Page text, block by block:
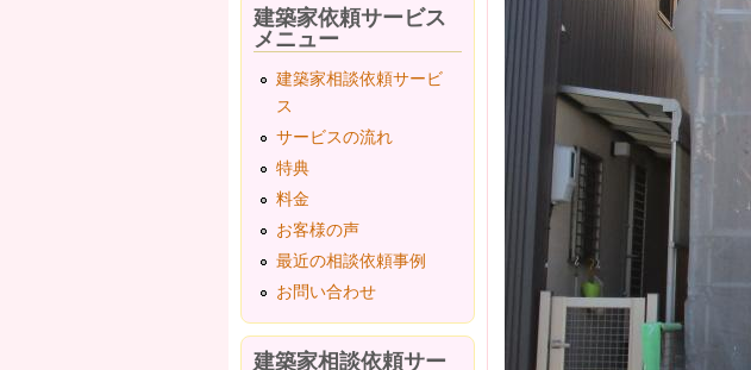
建築家依頼サービス
メニュー
建築家相談依頼サービ
ス
サービスの流れ
特典
料金
お客様の声
最近の相談依頼事例
お問い合わせ
建築家相談依頼サー